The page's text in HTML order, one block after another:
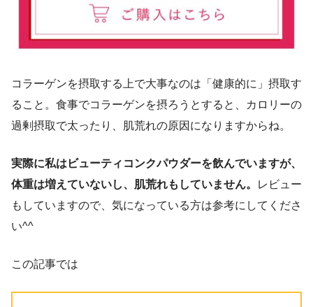
コラーゲンを摂取する上で大事なのは「健康的に」摂取す
ること。食事でコラーゲンを摂ろうとすると、カロリーの
過剰摂取で太ったり、肌荒れの原因になりますからね。
実際に私はビューティコンクパウダーを飲んでいますが、
体重は増えていないし、肌荒れもしていません。
レビュー
もしていますので、気になっている方は参考にしてくださ
い^^
この記事では